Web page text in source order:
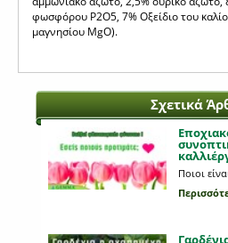
φωσφόρου P2O5, 7% Οξείδιο του
μαγνησίου MgO).
Σχετικά
Ποιοι